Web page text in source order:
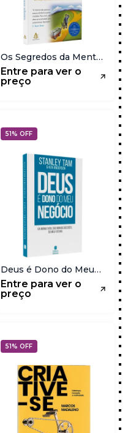
Os Segredos da Mente
Milionária | T Harv Eker
Entre para ver o
preço
51% OFF
Deus é Dono do Meu
Negócio | Stanley Tam |
Ken Anderson
Entre para ver o
preço
51% OFF